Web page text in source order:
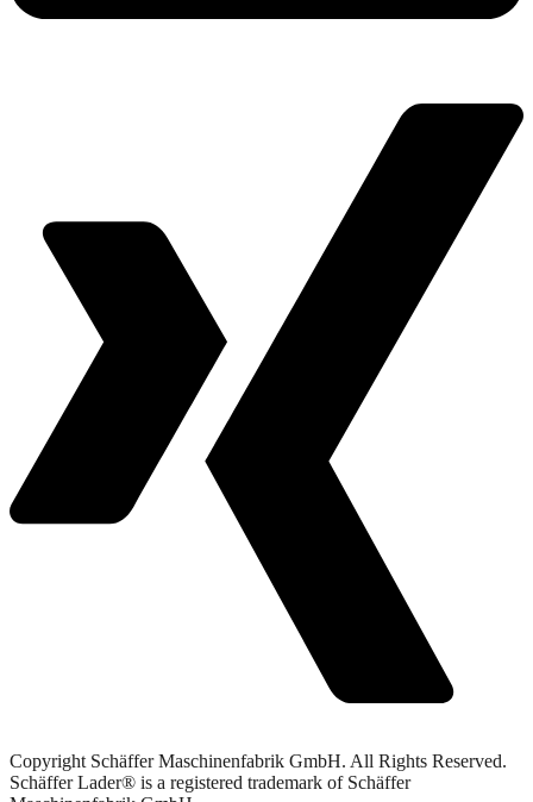
Copyright Schäffer Maschinenfabrik GmbH. All Rights Reserved.
Schäffer Lader® is a registered trademark of Schäffer